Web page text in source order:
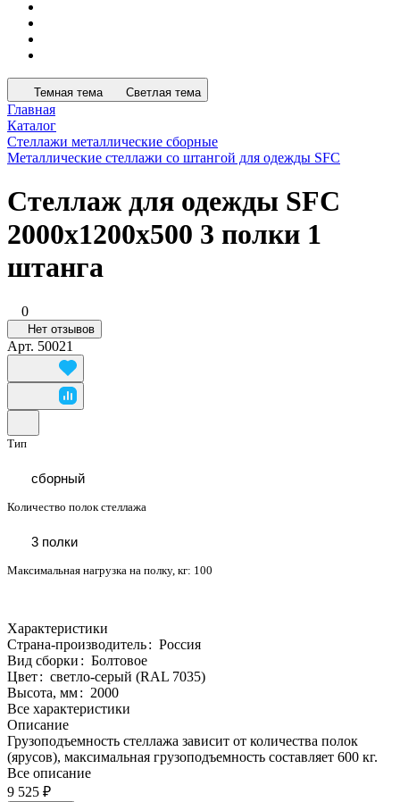
Темная тема Светлая тема
Главная
Каталог
Стеллажи металлические сборные
Металлические стеллажи со штангой для одежды SFC
Стеллаж для одежды SFC
2000х1200х500 3 полки 1
штанга
0
Нет отзывов
Арт. 50021
Тип
сборный
Количество полок стеллажа
3 полки
Максимальная нагрузка на полку, кг: 100
Характеристики
Страна-производитель: Россия
Вид сборки : Болтовое
Цвет: светло-серый (RAL 7035)
Высота, мм: 2000
Все характеристики
Описание
Грузоподъемность стеллажа зависит от количества полок
(ярусов), максимальная грузоподъемность составляет 600 кг.
Все описание
9 525 ₽